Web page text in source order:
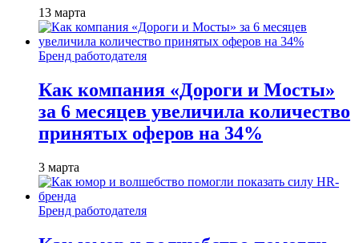
13 марта
Бренд работодателя
Как компания «Дороги и Мосты»
за 6 месяцев увеличила количество
принятых оферов на 34%
3 марта
Бренд работодателя